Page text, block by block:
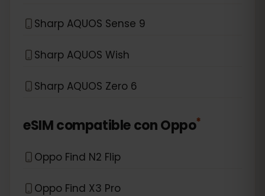
Sharp AQUOS Sense 9
Sharp AQUOS Wish
Sharp AQUOS Zero 6
eSIM compatible conOppo*
Oppo Find N2 Flip
Oppo Find X3 Pro